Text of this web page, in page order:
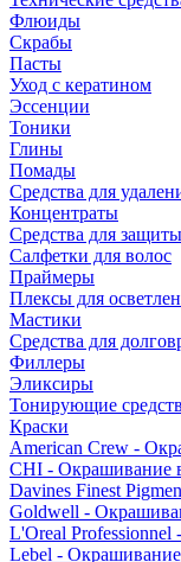
Флюиды
Скрабы
Пасты
Уход с кератином
Эссенции
Тоники
Глины
Помады
Средства для
Концентраты
Средства для
Салфетки для волос
Праймеры
Плексы для
Мастики
Средства для
Филлеры
Эликсиры
Тонирующие
Краски
American Crew -
CHI - Окрашивание
Davines Finest
Goldwell -
L'Oreal
Lebel -